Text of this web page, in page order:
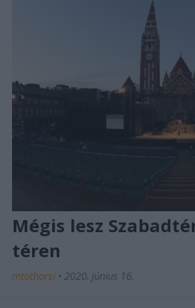
Mégis lesz
téren
mtothorsi • 2020. június 16.